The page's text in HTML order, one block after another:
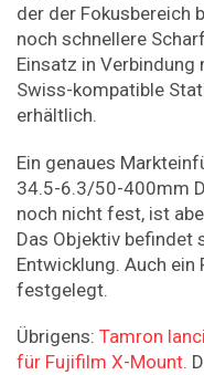
der der Fokusbereich
noch schnellere
Einsatz in
Swiss-kompatible
erhältlich.
Ein genaues
34.5-6.3/50-400mm
noch nicht fest, ist
Das Objektiv befindet
Entwicklung. Auch
festgelegt.
Übrigens: Tamron
für Fujifilm X-Mount.